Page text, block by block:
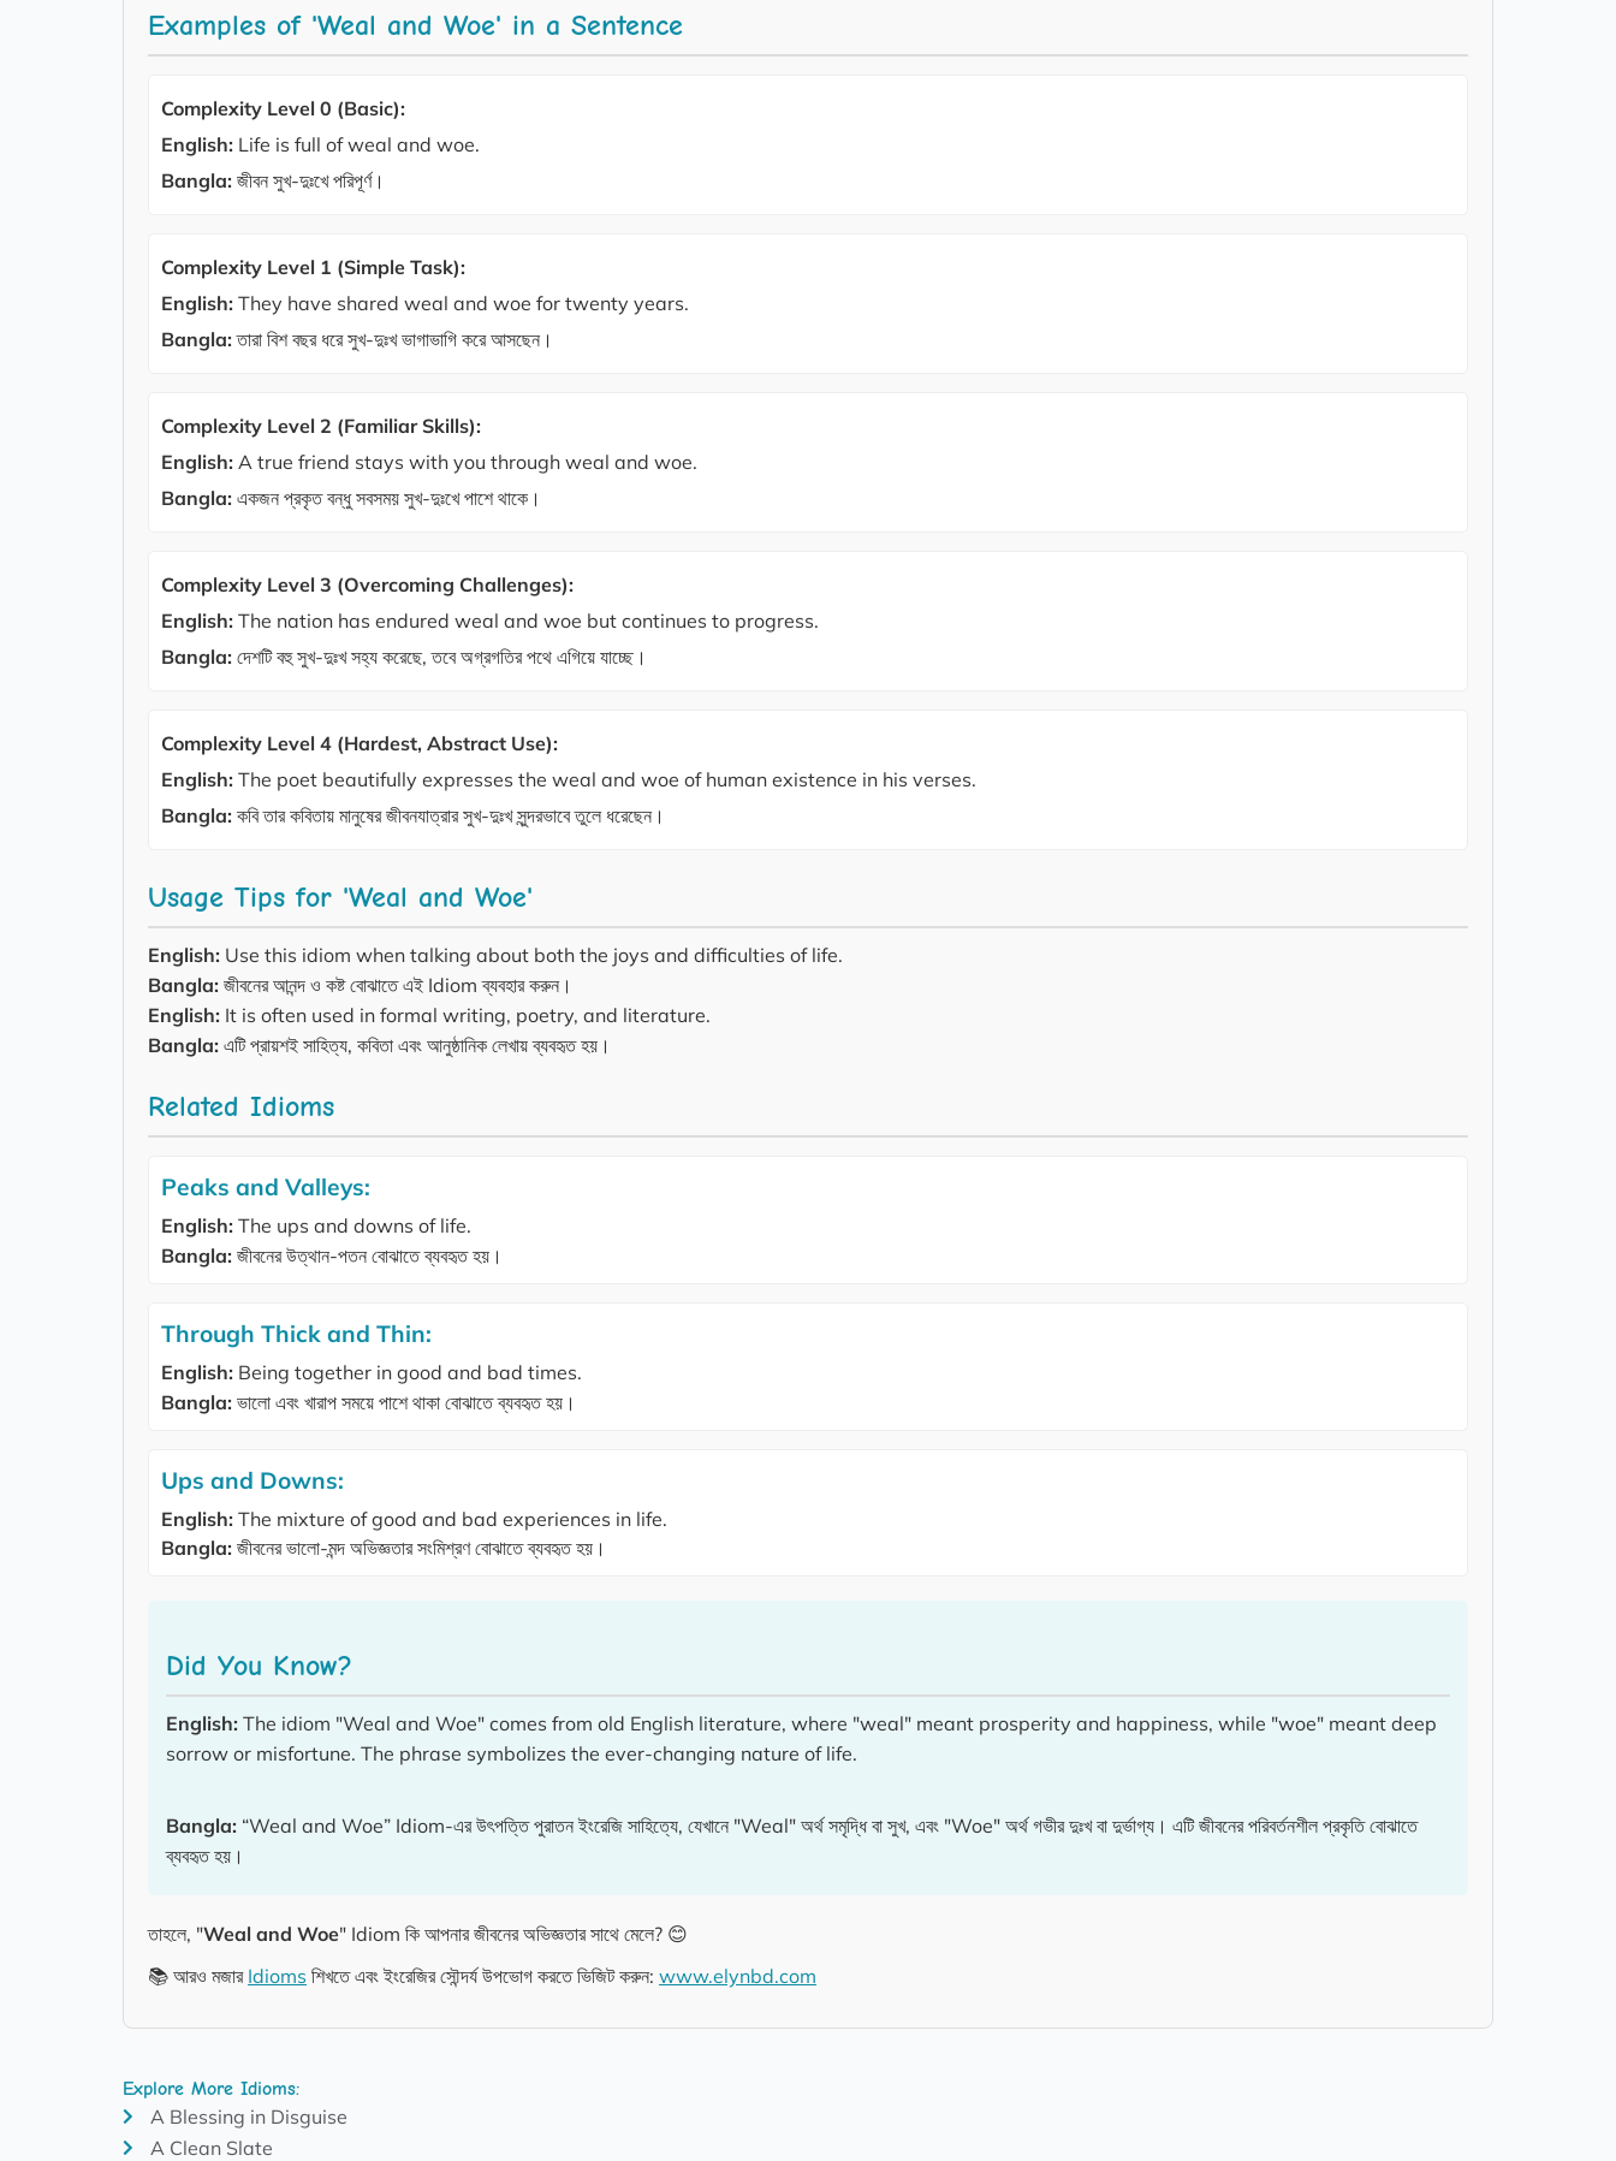
Examples of 'Weal and Woe' in a Sentence
Complexity Level 0 (Basic):
English: Life is full of weal and woe.
Bangla: জীবন সুখ-দুঃখে পরিপূর্ণ।
Complexity Level 1 (Simple Task):
English: They have shared weal and woe for twenty years.
Bangla: তারা বিশ বছর ধরে সুখ-দুঃখ ভাগাভাগি করে আসছেন।
Complexity Level 2 (Familiar Skills):
English: A true friend stays with you through weal and woe.
Bangla: একজন প্রকৃত বন্ধু সবসময় সুখ-দুঃখে পাশে থাকে।
Complexity Level 3 (Overcoming Challenges):
English: The nation has endured weal and woe but continues to progress.
Bangla: দেশটি বহু সুখ-দুঃখ সহ্য করেছে, তবে অগ্রগতির পথে এগিয়ে যাচ্ছে।
Complexity Level 4 (Hardest, Abstract Use):
English: The poet beautifully expresses the weal and woe of human existence in his verses.
Bangla: কবি তার কবিতায় মানুষের জীবনযাত্রার সুখ-দুঃখ সুন্দরভাবে তুলে ধরেছেন।
Usage Tips for 'Weal and Woe'
English: Use this idiom when talking about both the joys and difficulties of life.
Bangla: জীবনের আনন্দ ও কষ্ট বোঝাতে এই Idiom ব্যবহার করুন।
English: It is often used in formal writing, poetry, and literature.
Bangla: এটি প্রায়শই সাহিত্য, কবিতা এবং আনুষ্ঠানিক লেখায় ব্যবহৃত হয়।
Related Idioms
Peaks and Valleys:
English: The ups and downs of life.
Bangla: জীবনের উত্থান-পতন বোঝাতে ব্যবহৃত হয়।
Through Thick and Thin:
English: Being together in good and bad times.
Bangla: ভালো এবং খারাপ সময়ে পাশে থাকা বোঝাতে ব্যবহৃত হয়।
Ups and Downs:
English: The mixture of good and bad experiences in life.
Bangla: জীবনের ভালো-মন্দ অভিজ্ঞতার সংমিশ্রণ বোঝাতে ব্যবহৃত হয়।
Did You Know?
English: The idiom "Weal and Woe" comes from old English literature, where "weal" meant prosperity and happiness, while "woe" meant deep
sorrow or misfortune. The phrase symbolizes the ever-changing nature of life.
Bangla: “Weal and Woe” Idiom-এর উৎপত্তি পুরাতন ইংরেজি সাহিত্যে, যেখানে "Weal" অর্থ সমৃদ্ধি বা সুখ, এবং "Woe" অর্থ গভীর দুঃখ বা দুর্ভাগ্য। এটি জীবনের পরিবর্তনশীল প্রকৃতি বোঝাতে
ব্যবহৃত হয়।
তাহলে, "Weal and Woe" Idiom কি আপনার জীবনের অভিজ্ঞতার সাথে মেলে? 😊
📚 আরও মজার Idioms শিখতে এবং ইংরেজির সৌন্দর্য উপভোগ করতে ভিজিট করুন: www.elynbd.com
Explore More Idioms:
A Blessing in Disguise
A Clean Slate